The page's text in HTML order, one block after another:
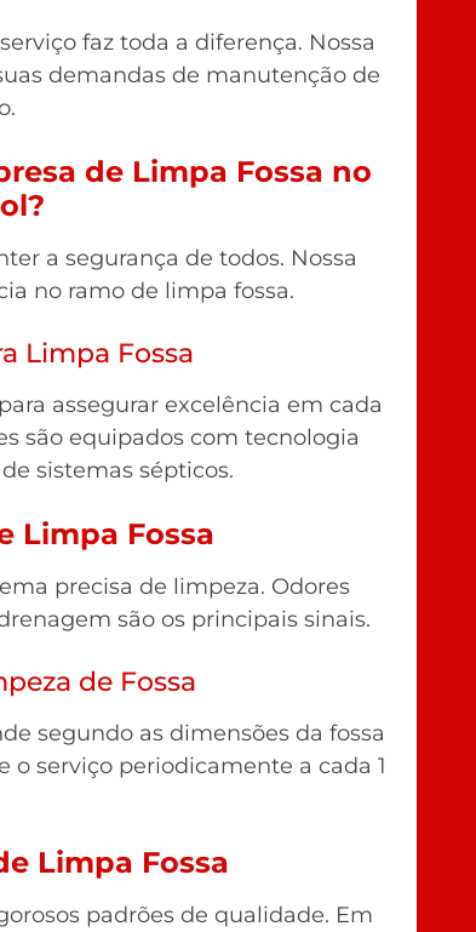
faz toda a diferença. Nossa
demandas de manutenção de
de Limpa Fossa no
a segurança de todos. Nossa
no ramo de limpa fossa.
Limpa Fossa
assegurar excelência em cada
são equipados com tecnologia
sistemas sépticos.
Limpa Fossa
precisa de limpeza. Odores
são os principais sinais.
de Fossa
segundo as dimensões da fossa
serviço periodicamente a cada 1
Limpa Fossa
padrões de qualidade. Em